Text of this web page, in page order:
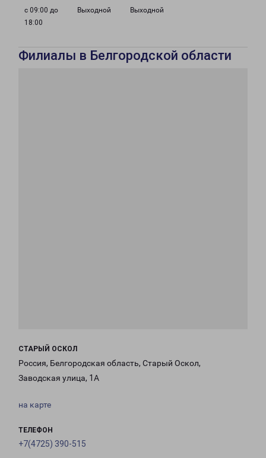
с 09:00 до
18:00
Выходной Выходной
Филиалы в Белгородской области
СТАРЫЙ ОСКОЛ
Россия, Белгородская область, Старый Оскол,
Заводская улица, 1А
на карте
ТЕЛЕФОН
+7(4725) 390-515